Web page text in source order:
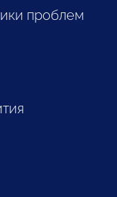
проблем